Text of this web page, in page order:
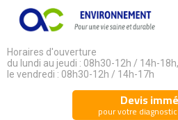
Horaires d'ouverture
du lundi au jeudi : 08h30-12h / 14h-18h,
le vendredi : 08h30-12h / 14h-17h
Devis
pour votre